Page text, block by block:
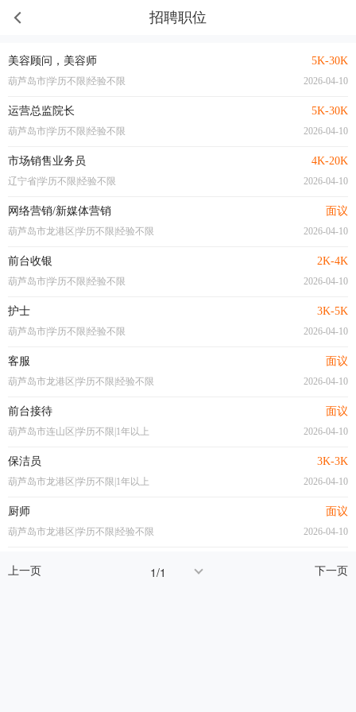
招聘职位
美容顾问，美容师 5K-30K
葫芦岛市|学历不限|经验不限 2026-04-10
运营总监院长 5K-30K
葫芦岛市|学历不限|经验不限 2026-04-10
市场销售业务员 4K-20K
辽宁省|学历不限|经验不限 2026-04-10
网络营销/新媒体营销 面议
葫芦岛市龙港区|学历不限|经验不限 2026-04-10
前台收银 2K-4K
葫芦岛市|学历不限|经验不限 2026-04-10
护士 3K-5K
葫芦岛市|学历不限|经验不限 2026-04-10
客服 面议
葫芦岛市龙港区|学历不限|经验不限 2026-04-10
前台接待 面议
葫芦岛市连山区|学历不限|1年以上 2026-04-10
保洁员 3K-3K
葫芦岛市龙港区|学历不限|1年以上 2026-04-10
厨师 面议
葫芦岛市龙港区|学历不限|经验不限 2026-04-10
上一页 下一页